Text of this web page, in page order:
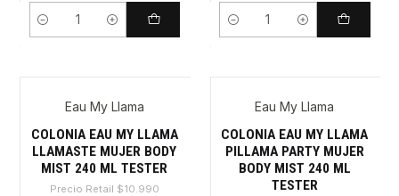
Cantidad Cantidad
-68%Eau My Llama
COLONIA EAU MY LLAMA
LLAMASTE MUJER BODY
MIST 240 ML TESTER
Precio Retail $10.990
-68%Eau My Llama
COLONIA EAU MY LLAMA
PILLAMA PARTY MUJER
BODY MIST 240 ML
TESTER